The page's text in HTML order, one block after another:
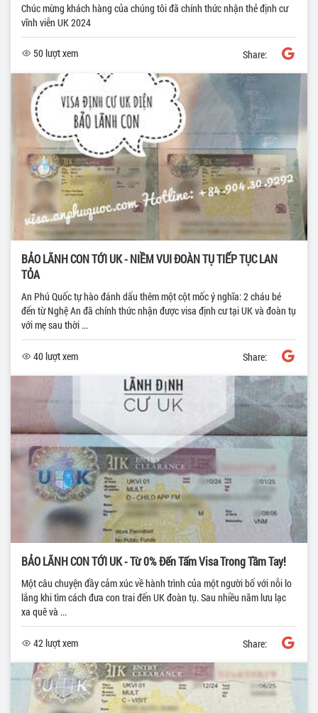
Chúc mừng khách hàng của chúng tôi đã chính thức nhận thẻ định cư
vĩnh viễn UK 2024
50 lượt xem Share:
BẢO LÃNH CON TỚI UK - NIỀM VUI ĐOÀN TỤ TIẾP TỤC LAN
TỎA
An Phú Quốc tự hào đánh dấu thêm một cột mốc ý nghĩa: 2 cháu bé
đến từ Nghệ An đã chính thức nhận được visa định cư tại UK và đoàn tụ
với mẹ sau thời ...
40 lượt xem Share:
BẢO LÃNH CON TỚI UK - Từ 0% Đến Tấm Visa Trong Tầm Tay!
Một câu chuyện đầy cảm xúc về hành trình của một người bố với nỗi lo
lắng khi tìm cách đưa con trai đến UK đoàn tụ. Sau nhiều năm lưu lạc
xa quê và ...
42 lượt xem Share: